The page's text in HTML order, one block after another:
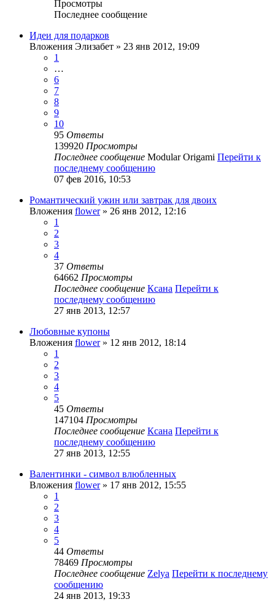
Просмотры
Последнее сообщение
Идеи для подарков
Вложения Элизабет » 23 янв 2012, 19:09
1
…
6
7
8
9
10
95 Ответы
139920 Просмотры
Последнее сообщение Modular Origami Перейти к
последнему сообщению
07 фев 2016, 10:53
Романтический ужин или завтрак для двоих
Вложения flower» 26 янв 2012, 12:16
1
2
3
4
37 Ответы
64662 Просмотры
Последнее сообщение Ксана Перейти к
последнему сообщению
27 янв 2013, 12:57
Любовные купоны
Вложения flower» 12 янв 2012, 18:14
1
2
3
4
5
45 Ответы
147104 Просмотры
Последнее сообщение Ксана Перейти к
последнему сообщению
27 янв 2013, 12:55
Валентинки - символ влюбленных
Вложения flower» 17 янв 2012, 15:55
1
2
3
4
5
44 Ответы
78469 Просмотры
Последнее сообщение Zelya Перейти к последнему
сообщению
24 янв 2013, 19:33